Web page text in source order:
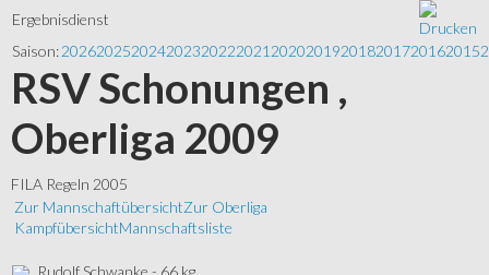
Ergebnisdienst
Saison:202620252024202320222021 202020192018201720162015
RSV Schonungen ,
Oberliga 2009
FILA Regeln 2005
Zur MannschaftübersichtZur Oberliga
KampfübersichtMannschaftsliste
Rudolf Schwanke - 66 kg